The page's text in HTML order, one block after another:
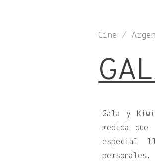
Cine /
Gala y
medida
especial